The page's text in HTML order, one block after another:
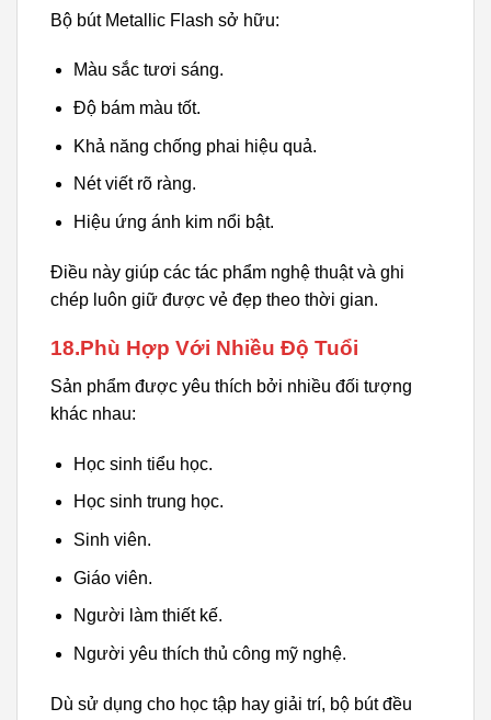
Bộ bút Metallic Flash sở hữu:
Màu sắc tươi sáng.
Độ bám màu tốt.
Khả năng chống phai hiệu quả.
Nét viết rõ ràng.
Hiệu ứng ánh kim nổi bật.
Điều này giúp các tác phẩm nghệ thuật và ghi
chép luôn giữ được vẻ đẹp theo thời gian.
18.Phù Hợp Với Nhiều Độ Tuổi
Sản phẩm được yêu thích bởi nhiều đối tượng
khác nhau:
Học sinh tiểu học.
Học sinh trung học.
Sinh viên.
Giáo viên.
Người làm thiết kế.
Người yêu thích thủ công mỹ nghệ.
Dù sử dụng cho học tập hay giải trí, bộ bút đều